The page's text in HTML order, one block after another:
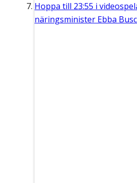
Hoppa till 23:55 i
näringsminister Ebba